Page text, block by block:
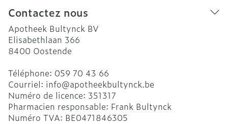
Contactez nous
Apotheek Bultynck BV
Elisabethlaan 366
8400 Oostende
Téléphone: 059 70 43 66
Courriel: info@apotheekbultynck.be
Numéro de licence: 351317
Pharmacien responsable: Frank Bultynck
Numéro TVA: BE0471846305